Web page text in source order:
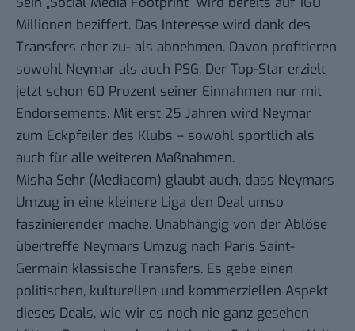
Millionen beziffert. Das Interesse wird dank des
Transfers eher zu- als abnehmen. Davon profitieren
sowohl Neymar als auch PSG. Der Top-Star erzielt
jetzt schon 60 Prozent seiner Einnahmen nur mit
Endorsements. Mit erst 25 Jahren wird Neymar
zum Eckpfeiler des Klubs – sowohl sportlich als
auch für alle weiteren Maßnahmen.
Misha Sehr (Mediacom) glaubt auch, dass Neymars
Umzug in eine kleinere Liga den Deal umso
faszinierender mache. Unabhängig von der Ablöse
übertreffe Neymars Umzug nach Paris Saint-
Germain klassische Transfers. Es gebe einen
politischen, kulturellen und kommerziellen Aspekt
dieses Deals, wie wir es noch nie ganz gesehen